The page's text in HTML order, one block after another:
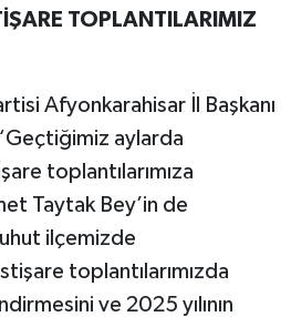
TOPLANTILARIMIZ
Afyonkarahisar İl Başkanı
aylarda
toplantılarımıza
Taytak Bey’in de
ilçemizde
toplantılarımızda
ve 2025 yılının